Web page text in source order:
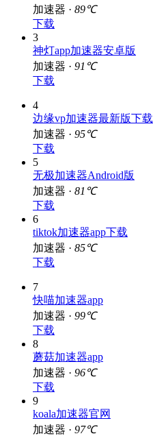
加速器 · 89℃
下载
3
神灯app加速器安卓版
加速器 · 91℃
下载
4
边缘vp加速器最新版下载
加速器 · 95℃
下载
5
无极加速器Android版
加速器 · 81℃
下载
6
tiktok加速器app下载
加速器 · 85℃
下载
7
快喵加速器app
加速器 · 99℃
下载
8
蘑菇加速器app
加速器 · 96℃
下载
9
koala加速器官网
加速器 · 97℃